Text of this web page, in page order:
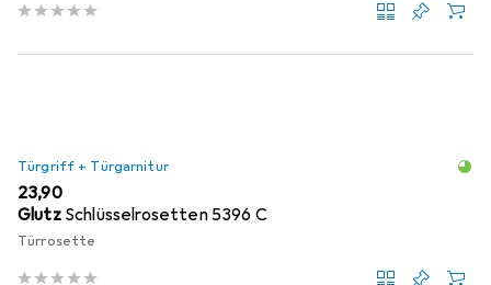
Türgriff + Türgarnitur
EUR
23,90
Glutz Schlüsselrosetten 5396 C
Türrosette